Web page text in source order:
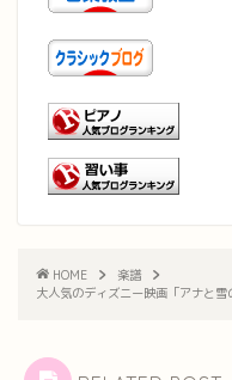
HOME
楽譜
大人気のディズニー映画「アナと雪